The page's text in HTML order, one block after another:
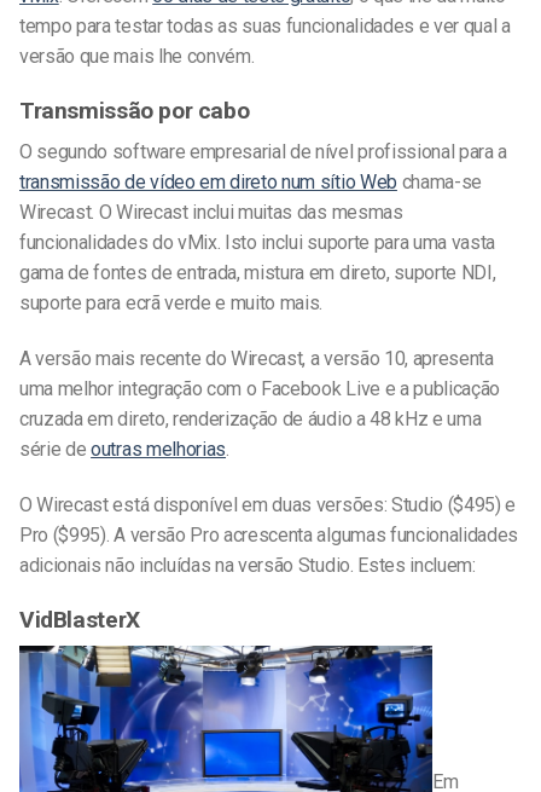
tempo para testar todas as suas funcionalidades e ver qual a
versão que mais lhe convém.
Transmissão por cabo
O segundo software empresarial de nível profissional para a
transmissão de vídeo em direto num sítio Web chama-se
Wirecast. O Wirecast inclui muitas das mesmas
funcionalidades do vMix. Isto inclui suporte para uma vasta
gama de fontes de entrada, mistura em direto, suporte NDI,
suporte para ecrã verde e muito mais.
A versão mais recente do Wirecast, a versão 10, apresenta
uma melhor integração com o Facebook Live e a publicação
cruzada em direto, renderização de áudio a 48 kHz e uma
série deoutras melhorias.
O Wirecast está disponível em duas versões: Studio ($495) e
Pro ($995). A versão Pro acrescenta algumas funcionalidades
adicionais não incluídas na versão Studio. Estes incluem:
VidBlasterX
Em